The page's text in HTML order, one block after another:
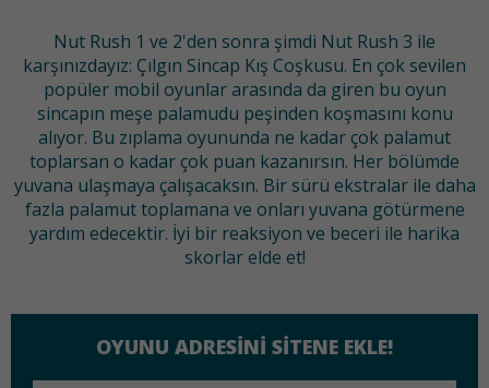
Nut Rush 1 ve 2'den sonra şimdi Nut Rush 3 ile
karşınızdayız: Çılgın Sincap Kış Coşkusu. En çok sevilen
popüler mobil oyunlar arasında da giren bu oyun
sincapın meşe palamudu peşinden koşmasını konu
alıyor. Bu zıplama oyununda ne kadar çok palamut
toplarsan o kadar çok puan kazanırsın. Her bölümde
yuvana ulaşmaya çalışacaksın. Bir sürü ekstralar ile daha
fazla palamut toplamana ve onları yuvana götürmene
yardım edecektir. İyi bir reaksiyon ve beceri ile harika
skorlar elde et!
OYUNU ADRESINI SITENE EKLE!